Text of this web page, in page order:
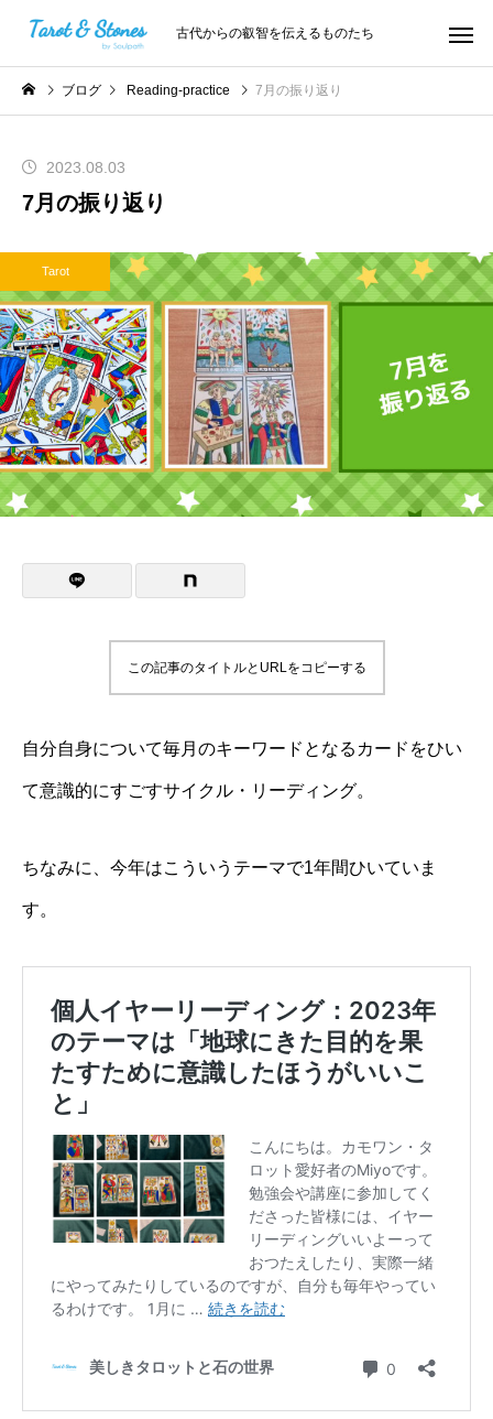
古代からの叡智を伝えるものたち
ブログ Reading-practice 7月の振り返り
2023.08.03
7月の振り返り
Tarot
この記事のタイトルとURLをコピーする
自分自身について毎月のキーワードとなるカードをひい
て意識的にすごすサイクル・リーディング。
ちなみに、今年はこういうテーマで1年間ひいていま
す。